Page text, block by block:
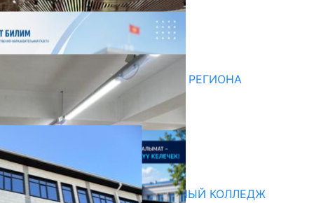
Последние новости
НЕДЕЛЯ В ОБЗОРЕ
07.08.2026
ДЛЯ МЕТОДИСТОВ ЮЖНОГО РЕГИОНА
НАЧАЛОСЬ ОБУЧЕНИЕ
05.08.2026
31.07.2026
Абитуриент
БИШКЕКСКИЙ УНИВЕРСАЛЬНЫЙ КОЛЛЕДЖ